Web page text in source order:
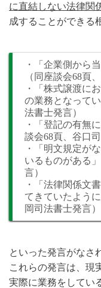
に直結しない法律関
成することができる
・「企業側から
（同座談会68頁
・「株式譲渡に
の業務となって
法書士発言）
・「登記の有無
談会68頁、谷口
・「明文規定が
いるものがある
言）
・「法律関係文
てきていたよう
岡司法書士発言）
といった発言がなさ
これらの発言は、現
実際に業務をしてい